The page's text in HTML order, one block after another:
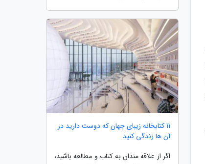
11 کتابخانه زیبای جهان که دوست دارید در
آن ها زندگی کنید
اگر از علاقه مندان به کتاب و مطالعه باشید،